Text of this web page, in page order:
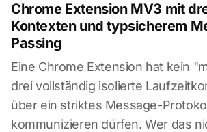
Chrome Extension MV3 mit
Kontexten und typsicherem
Passing
Eine Chrome Extension hat kein
drei vollständig isolierte
über ein striktes Message-
kommunizieren dürfen. Wer das